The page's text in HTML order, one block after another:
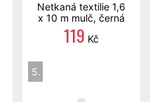
Netkaná textilie 1,6
x 10 m mulč, černá
119 Kč
5.